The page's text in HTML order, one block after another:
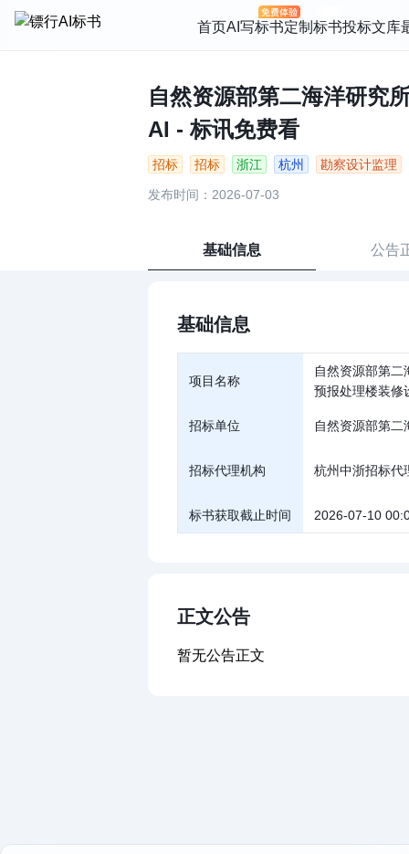
首页AI写标书定制标书投标文库
自然资源部第二海洋研究
AI - 标讯免费看
招标 招标 浙江 杭州 勘察设计监理
发布时间：2026-07-03
基础信息 公告
基础信息
项目名称
自然资源部第二
预报处理楼装修
招标单位 自然资源部第二
招标代理机构 杭州中浙招标代
标书获取截止时间 2026-07-10
正文公告
暂无公告正文